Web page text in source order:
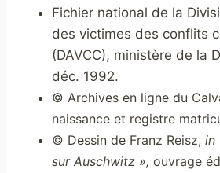
Fichier national de la
des victimes des conflits
(DAVCC), ministère de la
déc. 1992.
© Archives en ligne du
naissance et registre
© Dessin de Franz Reisz, in
sur Auschwitz », ouvrage